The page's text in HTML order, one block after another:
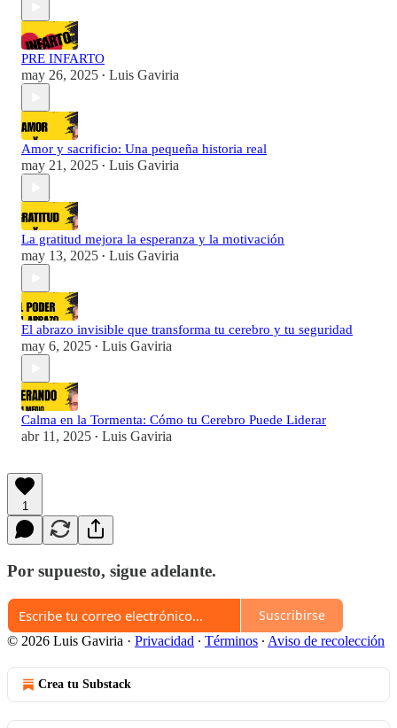
PRE INFARTO
may 26, 2025 • Luis Gaviria
Amor y sacrificio: Una pequeña historia real
may 21, 2025 • Luis Gaviria
La gratitud mejora la esperanza y la motivación
may 13, 2025 • Luis Gaviria
El abrazo invisible que transforma tu cerebro y tu seguridad
may 6, 2025 • Luis Gaviria
Calma en la Tormenta: Cómo tu Cerebro Puede Liderar
abr 11, 2025 • Luis Gaviria
1
Por supuesto, sigue adelante.
Suscribirse
© 2026 Luis Gaviria · Privacidad ∙ Términos ∙ Aviso de recolección
Crea tu Substack